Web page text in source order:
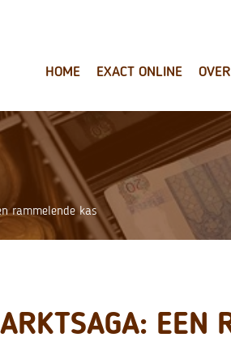
HOME EXACT ONLINE
rammelende kas
EEN